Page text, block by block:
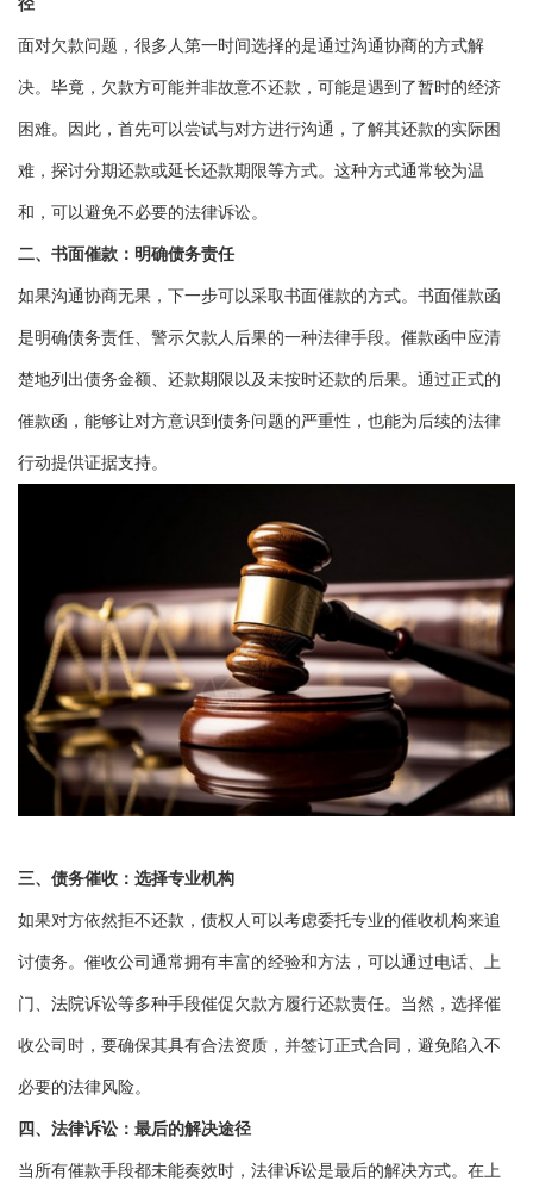
面对欠款问题，很多人第一时间选择的是通过沟通协商的方式解
决。毕竟，欠款方可能并非故意不还款，可能是遇到了暂时的经济
困难。因此，首先可以尝试与对方进行沟通，了解其还款的实际困
难，探讨分期还款或延长还款期限等方式。这种方式通常较为温
和，可以避免不必要的法律诉讼。
二、书面催款：明确债务责任
如果沟通协商无果，下一步可以采取书面催款的方式。书面催款函
是明确债务责任、警示欠款人后果的一种法律手段。催款函中应清
楚地列出债务金额、还款期限以及未按时还款的后果。通过正式的
催款函，能够让对方意识到债务问题的严重性，也能为后续的法律
行动提供证据支持。
三、债务催收：选择专业机构
如果对方依然拒不还款，债权人可以考虑委托专业的催收机构来追
讨债务。催收公司通常拥有丰富的经验和方法，可以通过电话、上
门、法院诉讼等多种手段催促欠款方履行还款责任。当然，选择催
收公司时，要确保其具有合法资质，并签订正式合同，避免陷入不
必要的法律风险。
四、法律诉讼：最后的解决途径
当所有催款手段都未能奏效时，法律诉讼是最后的解决方式。在上